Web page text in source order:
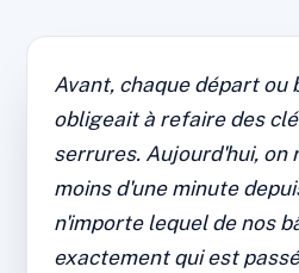
Tertiaire multi-
gérés à
serrure à changer
Plusieurs bâtiments sur une
plage horaire, traçabilité de
Diagnostic, installation et
Avant, chaque départ ou
obligeait à refaire des
serrures. Aujourd'hui, on
moins d'une minute
n'importe lequel de nos
exactement qui est